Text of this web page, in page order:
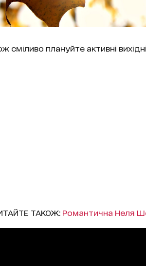
сміливо плануйте активні
ТАКОЖ: Романтична Неля